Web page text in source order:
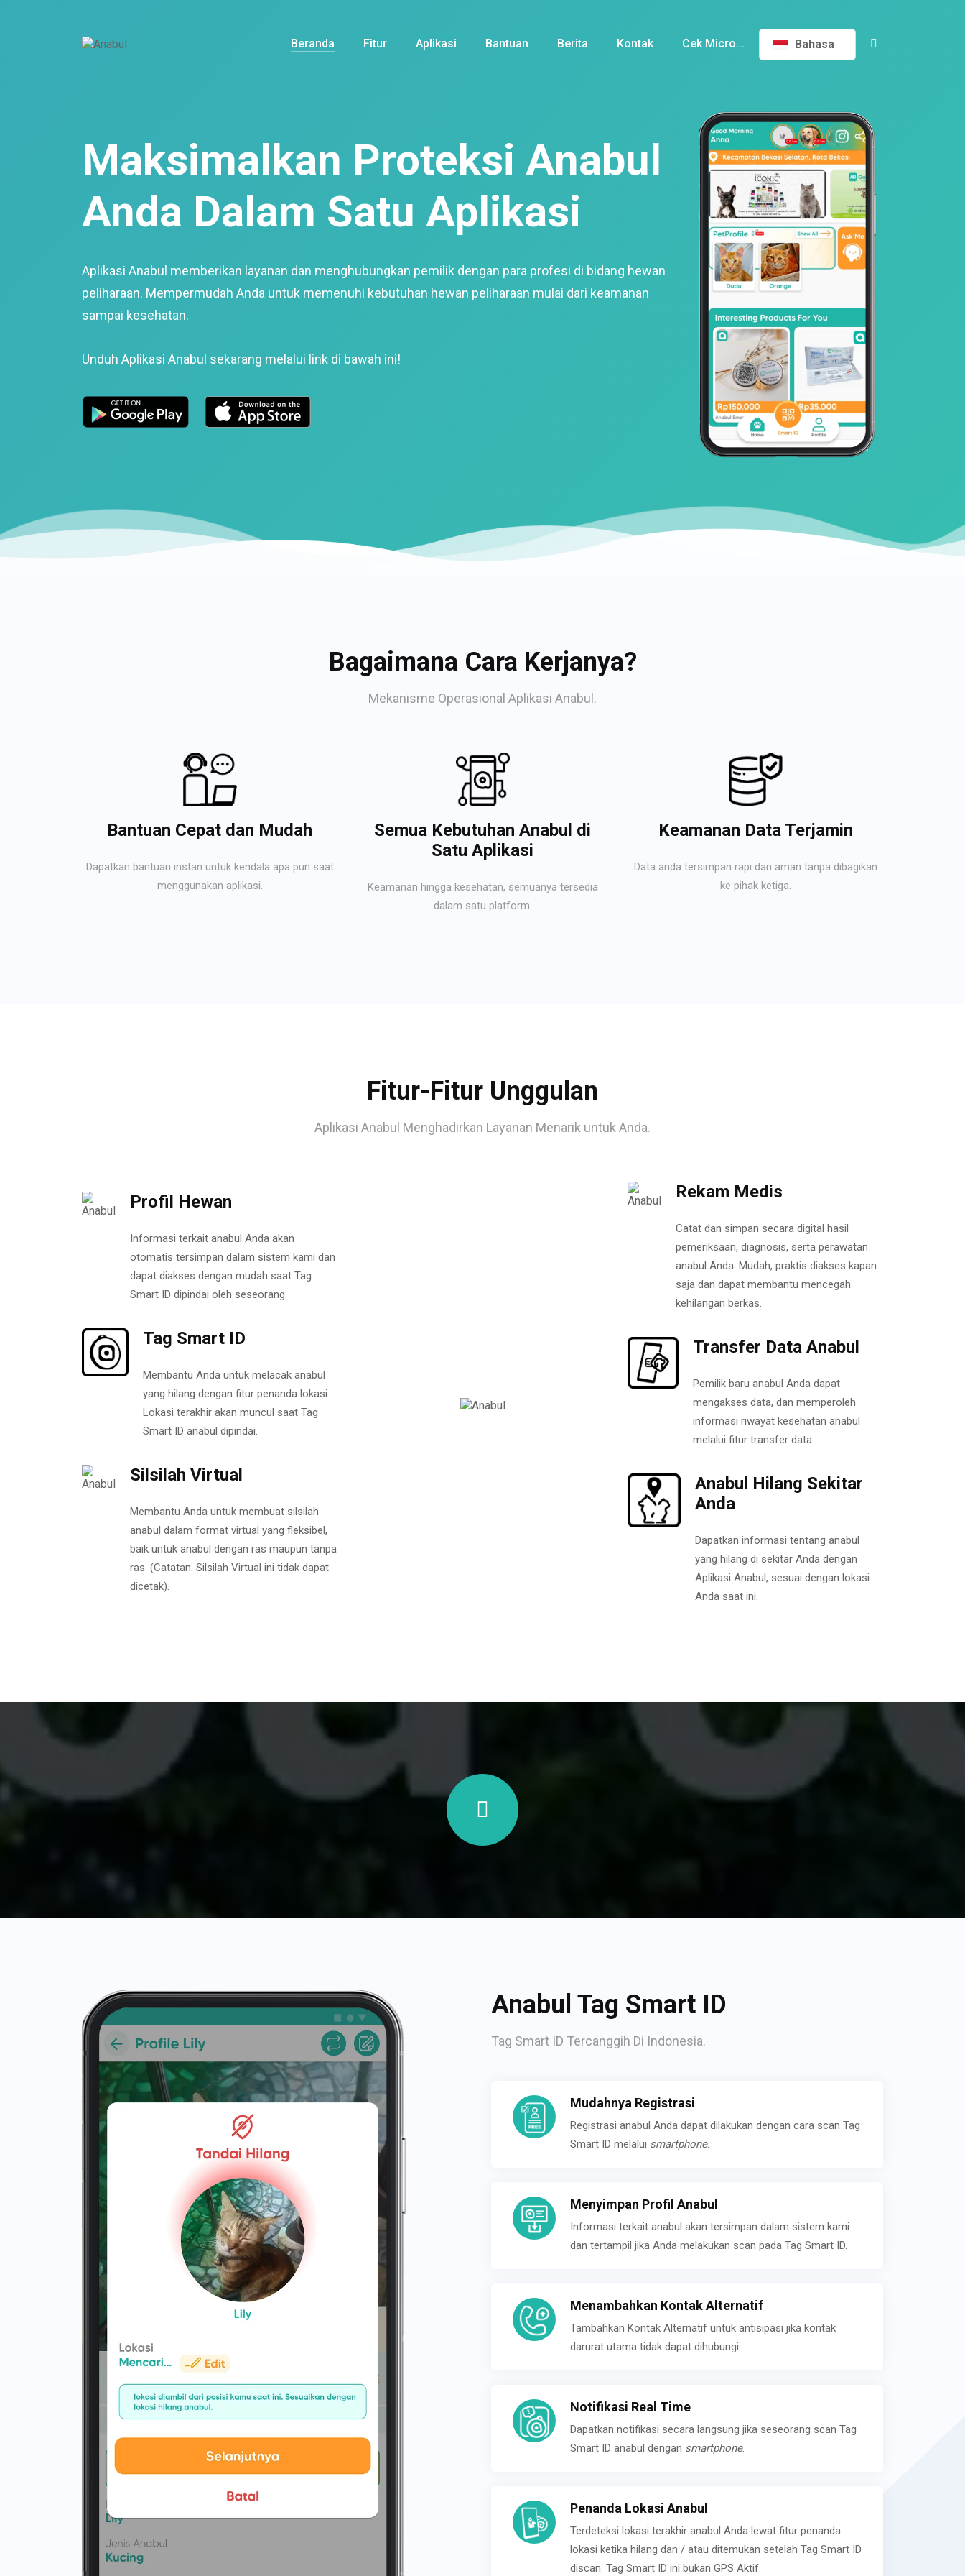
Beranda Fitur Aplikasi Bantuan Berita Kontak Cek Micro... Bahasa
Maksimalkan Proteksi Anabul
Anda Dalam Satu Aplikasi
Aplikasi Anabul memberikan layanan dan menghubungkan pemilik dengan para profesi di bidang hewan
peliharaan. Mempermudah Anda untuk memenuhi kebutuhan hewan peliharaan mulai dari keamanan
sampai kesehatan.
Unduh Aplikasi Anabul sekarang melalui link di bawah ini!
Bagaimana Cara Kerjanya?
Mekanisme Operasional Aplikasi Anabul.
Bantuan Cepat dan Mudah
Dapatkan bantuan instan untuk kendala apa pun saat
menggunakan aplikasi.
Semua Kebutuhan Anabul di
Satu Aplikasi
Keamanan hingga kesehatan, semuanya tersedia
dalam satu platform.
Keamanan Data Terjamin
Data anda tersimpan rapi dan aman tanpa dibagikan
ke pihak ketiga.
Fitur-Fitur Unggulan
Aplikasi Anabul Menghadirkan Layanan Menarik untuk Anda.
Profil Hewan
Informasi terkait anabul Anda akan
otomatis tersimpan dalam sistem kami dan
dapat diakses dengan mudah saat Tag
Smart ID dipindai oleh seseorang.
Tag Smart ID
Membantu Anda untuk melacak anabul
yang hilang dengan fitur penanda lokasi.
Lokasi terakhir akan muncul saat Tag
Smart ID anabul dipindai.
Silsilah Virtual
Membantu Anda untuk membuat silsilah
anabul dalam format virtual yang fleksibel,
baik untuk anabul dengan ras maupun tanpa
ras. (Catatan: Silsilah Virtual ini tidak dapat
dicetak).
Rekam Medis
Catat dan simpan secara digital hasil
pemeriksaan, diagnosis, serta perawatan
anabul Anda. Mudah, praktis diakses kapan
saja dan dapat membantu mencegah
kehilangan berkas.
Transfer Data Anabul
Pemilik baru anabul Anda dapat
mengakses data, dan memperoleh
informasi riwayat kesehatan anabul
melalui fitur transfer data.
Anabul Hilang Sekitar
Anda
Dapatkan informasi tentang anabul
yang hilang di sekitar Anda dengan
Aplikasi Anabul, sesuai dengan lokasi
Anda saat ini.
Anabul Tag Smart ID
Tag Smart ID Tercanggih Di Indonesia.
Mudahnya Registrasi
Registrasi anabul Anda dapat dilakukan dengan cara scan Tag
Smart ID melalui smartphone.
Menyimpan Profil Anabul
Informasi terkait anabul akan tersimpan dalam sistem kami
dan tertampil jika Anda melakukan scan pada Tag Smart ID.
Menambahkan Kontak Alternatif
Tambahkan Kontak Alternatif untuk antisipasi jika kontak
darurat utama tidak dapat dihubungi.
Notifikasi Real Time
Dapatkan notifikasi secara langsung jika seseorang scan Tag
Smart ID anabul dengan smartphone.
Penanda Lokasi Anabul
Terdeteksi lokasi terakhir anabul Anda lewat fitur penanda
lokasi ketika hilang dan / atau ditemukan setelah Tag Smart ID
discan. Tag Smart ID ini bukan GPS Aktif.